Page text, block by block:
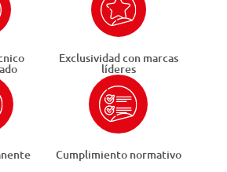
Exclusividad con marcas
líderes
Cumplimiento normativo